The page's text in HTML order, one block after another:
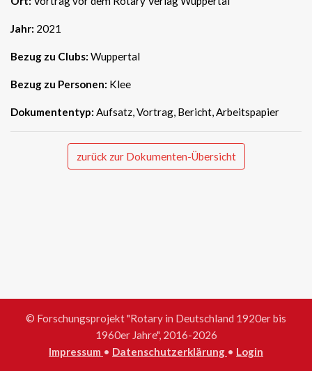
Jahr: 2021
Bezug zu Clubs: Wuppertal
Bezug zu Personen: Klee
Dokumententyp: Aufsatz, Vortrag, Bericht, Arbeitspapier
zurück zur Dokumenten-Übersicht
© Forschungsprojekt "Rotary in Deutschland 1920er bis
1960er Jahre", 2016-2026
Impressum • Datenschutzerklärung • Login